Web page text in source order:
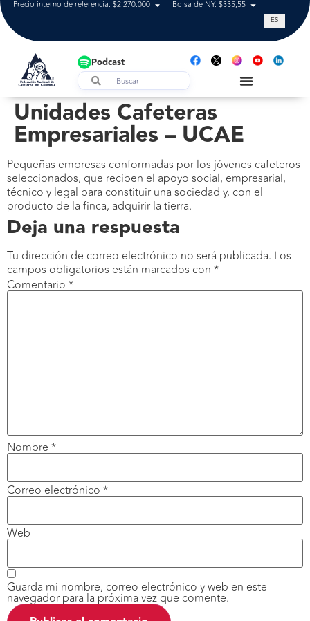
Precio interno de referencia: $2.270.000 Bolsa de NY: $335,55 Tasa de
ES
Podcast
Unidades Cafeteras
Empresariales – UCAE
Pequeñas empresas conformadas por los jóvenes cafeteros
seleccionados, que reciben el apoyo social, empresarial,
técnico y legal para constituir una sociedad y, con el
producto de la finca, adquirir la tierra.
Deja una respuesta
Tu dirección de correo electrónico no será publicada. Los
campos obligatorios están marcados con *
Comentario *
Nombre *
Correo electrónico *
Web
Guarda mi nombre, correo electrónico y web en este
navegador para la próxima vez que comente.